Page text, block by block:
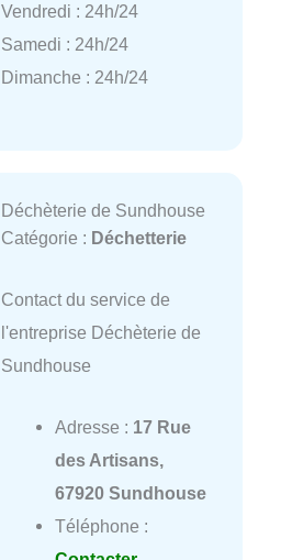
Vendredi : 24h/24
Samedi : 24h/24
Dimanche : 24h/24
Déchèterie de Sundhouse
Catégorie : Déchetterie
Contact du service de
l'entreprise Déchèterie de
Sundhouse
Adresse : 17 Rue
des Artisans,
67920 Sundhouse
Téléphone :